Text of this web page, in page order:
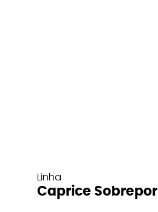
Linha
Caprice Sobrepor